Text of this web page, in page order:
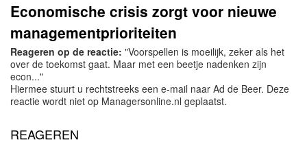
Economische crisis zorgt voor nieuwe
managementprioriteiten
Reageren op de reactie: "Voorspellen is moeilijk, zeker als het
over de toekomst gaat. Maar met een beetje nadenken zijn
econ..."
Hiermee stuurt u rechtstreeks een e-mail naar Ad de Beer. Deze
reactie wordt niet op Managersonline.nl geplaatst.
REAGEREN